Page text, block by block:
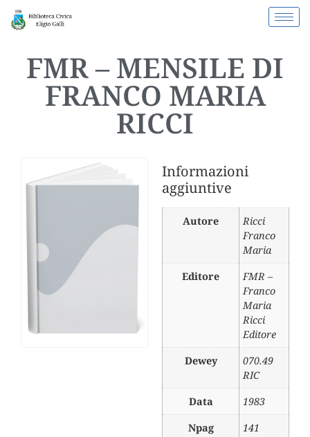
FMR – MENSILE DI
FRANCO MARIA
RICCI
Informazioni
aggiuntive
Autore
Ricci
Franco
Maria
Editore
FMR –
Franco
Maria
Ricci
Editore
Dewey
070.49
RIC
Data
1983
Npag
141